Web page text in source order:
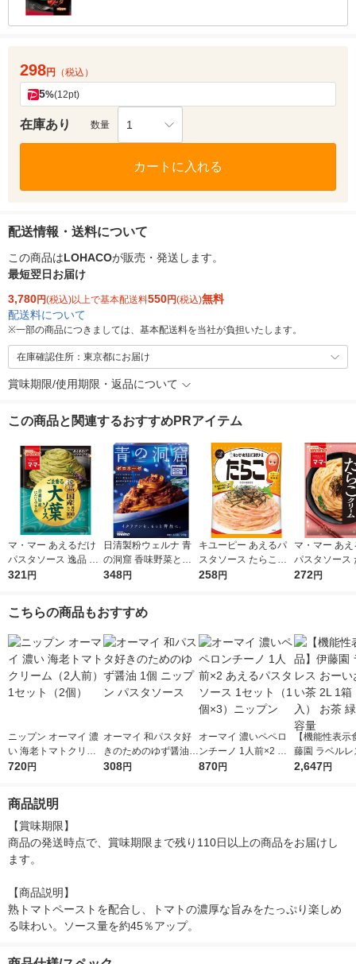
298円 （税込）
5%(12pt)
在庫あり 数量 1
カートに入れる
配送情報・送料について
この商品はLOHACOが販売・発送します。
最短翌日お届け
3,780円(税込)以上で基本配送料550円(税込)無料
配送料について
※一部の商品につきましては、基本配送料を当社が負担いたします。
在庫確認住所：東京都にお届け
賞味期限/使用期限・返品について
この商品と関連するおすすめPRアイテム
マ・マー あえるだけ
パスタソース 逸品 ご
ま香る大葉ソース ＜1
321円
日清製粉ウェルナ 青
の洞窟 香味野菜とハ
ーブ引き立つボロネー
348円
キユーピー あえるパ
スタソース たらこ（1
人前×2）1個
258円
マ・マー あ
パスタソース
クリーム 生風
272円
こちらの商品もおすすめ
ニップン オーマイ 濃
い 海老トマトクリー
ム（2人前） 1セット
720円
オーマイ 和パスタ好
きのためのゆず醤油 1
個 ニップン パスタソ
308円
オーマイ 濃いペペロ
ンチーノ 1人前×2 あ
えるパスタソース 1セ
870円
【機能性表示
藤園 ラベルレ
いお茶 濃い
2,647円
商品説明
【賞味期限】
商品の発送時点で、賞味期限まで残り110日以上の商品をお届けし
ます。
【商品説明】
熟トマトペーストを配合し、トマトの濃厚な旨みをたっぷり楽しめ
る味わい。ソース量を約45％アップ。